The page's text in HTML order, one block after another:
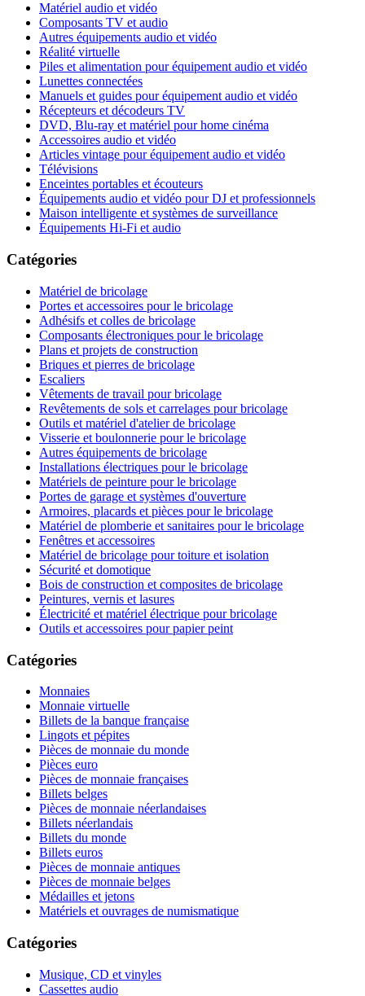
Matériel audio et vidéo
Composants TV et audio
Autres équipements audio et vidéo
Réalité virtuelle
Piles et alimentation pour équipement audio et vidéo
Lunettes connectées
Manuels et guides pour équipement audio et vidéo
Récepteurs et décodeurs TV
DVD, Blu-ray et matériel pour home cinéma
Accessoires audio et vidéo
Articles vintage pour équipement audio et vidéo
Télévisions
Enceintes portables et écouteurs
Équipements audio et vidéo pour DJ et professionnels
Maison intelligente et systèmes de surveillance
Équipements Hi-Fi et audio
Catégories
Matériel de bricolage
Portes et accessoires pour le bricolage
Adhésifs et colles de bricolage
Composants électroniques pour le bricolage
Plans et projets de construction
Briques et pierres de bricolage
Escaliers
Vêtements de travail pour bricolage
Revêtements de sols et carrelages pour bricolage
Outils et matériel d'atelier de bricolage
Visserie et boulonnerie pour le bricolage
Autres équipements de bricolage
Installations électriques pour le bricolage
Matériels de peinture pour le bricolage
Portes de garage et systèmes d'ouverture
Armoires, placards et pièces pour le bricolage
Matériel de plomberie et sanitaires pour le bricolage
Fenêtres et accessoires
Matériel de bricolage pour toiture et isolation
Sécurité et domotique
Bois de construction et composites de bricolage
Peintures, vernis et lasures
Électricité et matériel électrique pour bricolage
Outils et accessoires pour papier peint
Catégories
Monnaies
Monnaie virtuelle
Billets de la banque française
Lingots et pépites
Pièces de monnaie du monde
Pièces euro
Pièces de monnaie françaises
Billets belges
Pièces de monnaie néerlandaises
Billets néerlandais
Billets du monde
Billets euros
Pièces de monnaie antiques
Pièces de monnaie belges
Médailles et jetons
Matériels et ouvrages de numismatique
Catégories
Musique, CD et vinyles
Cassettes audio